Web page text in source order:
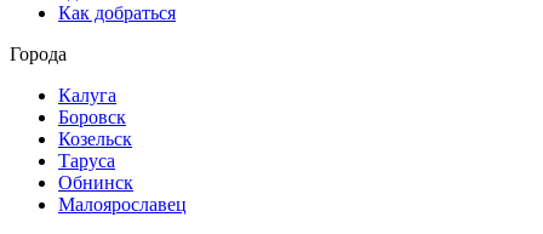
Как добраться
Города
Калуга
Боровск
Козельск
Таруса
Обнинск
Малоярославец